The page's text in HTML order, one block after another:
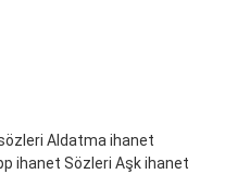
Aldatma ihanet
ihanet Sözleri Aşk ihanet